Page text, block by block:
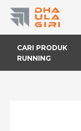
konten
CARI PRODUK
RUNNING